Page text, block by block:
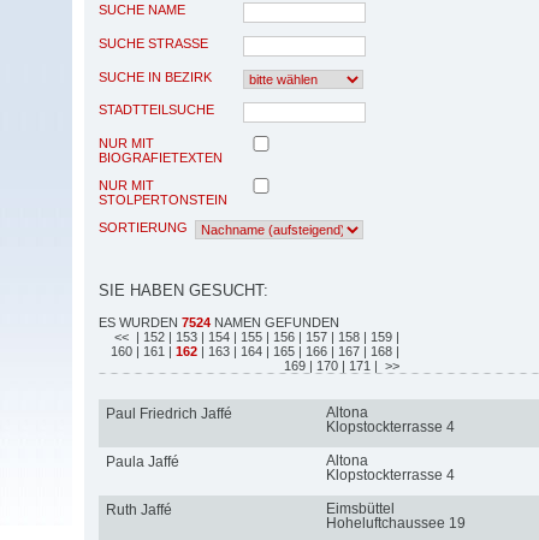
SUCHE NAME
SUCHE STRASSE
SUCHE IN BEZIRK
STADTTEILSUCHE
NUR MIT
BIOGRAFIETEXTEN
NUR MIT
STOLPERTONSTEIN
SORTIERUNG
SIE HABEN GESUCHT:
ES WURDEN 7524 NAMEN GEFUNDEN
<< | 152 | 153 | 154 | 155 | 156 | 157 | 158 | 159 |
160 | 161 | 162 | 163 | 164 | 165 | 166 | 167 | 168 |
169 | 170 | 171 | >>
Paul Friedrich Jaffé
Altona
Klopstockterrasse 4
Paula Jaffé
Altona
Klopstockterrasse 4
Ruth Jaffé
Eimsbüttel
Hoheluftchaussee 19